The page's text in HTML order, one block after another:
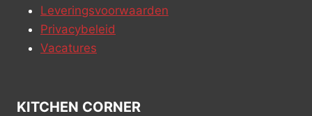
Leveringsvoorwaarden
Privacybeleid
Vacatures
KITCHEN CORNER